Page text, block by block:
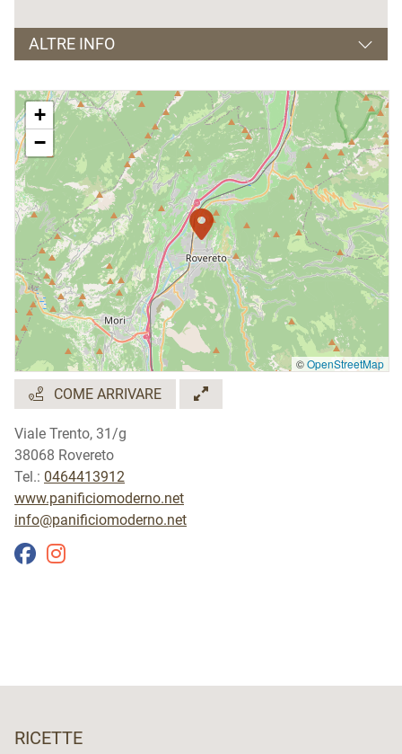
ALTRE INFO
Orario di apertura
dalle 06.30 alle 20.30
Giorno di chiusura
domenica e festivi, eccetto le domeniche di
dicembre
in estate chiuso anche sabato pomeriggio
+
−
©OpenStreetMap
COME ARRIVARE
Viale Trento, 31/g
38068 Rovereto
Tel.: 0464413912
www.panificiomoderno.net
info@panificiomoderno.net
RICETTE